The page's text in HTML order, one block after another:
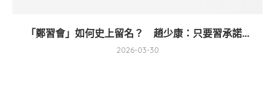
「鄭習會」如何史上留名？ 趙少康：只要習承諾...
2026-03-30